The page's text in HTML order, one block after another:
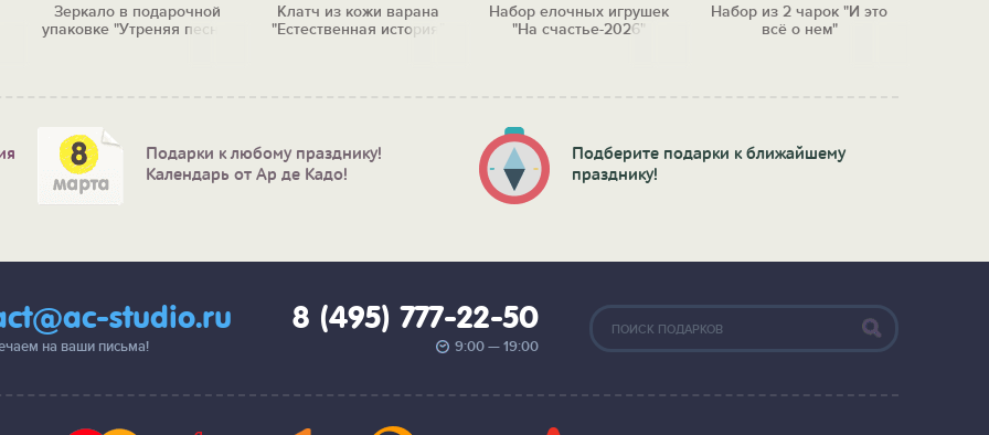
Зеркало в подарочной
упаковке "Утреняя песня"
Клатч из кожи варана
"Естественная история"
Набор елочных игрушек
"На счастье-2026"
Набор из 2 чарок "И это
всё о нем"
Подарки к любому празднику!
Календарь от Ар де Кадо!
Подберите подарки к ближайшему
празднику!
studio.ru
на ваши письма!
8 (495) 777-22-50
9:00 — 19:00